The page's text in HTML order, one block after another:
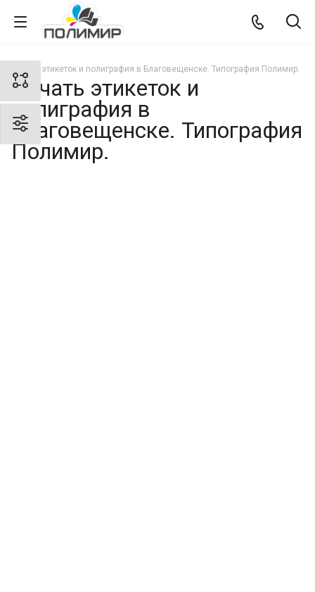
Печать этикеток и полиграфия в Благовещенске. Типография Полимир.
Печать этикеток и
полиграфия в
Благовещенске. Типография
Полимир.